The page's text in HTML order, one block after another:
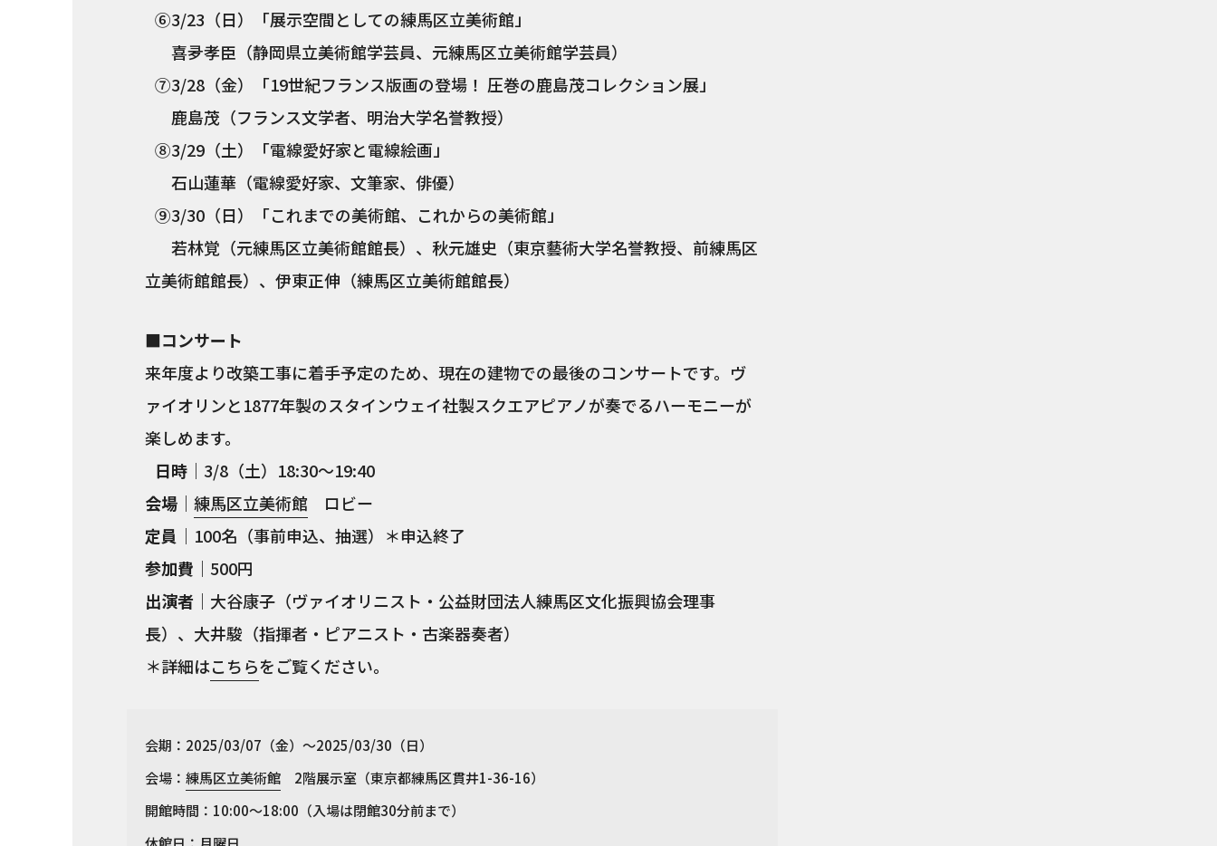
⑥3/23（日）「展示空間としての練馬区立美術館」
喜夛孝臣（静岡県立美術館学芸員、元練馬区立美術館学芸員）
⑦3/28（金）「19世紀フランス版画の登場！ 圧巻の鹿島茂コレクション展」
鹿島茂（フランス文学者、明治大学名誉教授）
⑧3/29（土）「電線愛好家と電線絵画」
石山蓮華（電線愛好家、文筆家、俳優）
⑨3/30（日）「これまでの美術館、これからの美術館」
若林覚（元練馬区立美術館館長）、秋元雄史（東京藝術大学名誉教授、前練馬区
立美術館館長）、伊東正伸（練馬区立美術館館長）
■コンサート
来年度より改築工事に着手予定のため、現在の建物での最後のコンサートです。ヴ
ァイオリンと1877年製のスタインウェイ社製スクエアピアノが奏でるハーモニーが
楽しめます。
日時 ｜3/8（土）18:30～19:40
会場 ｜ 練馬区立美術館 ロビー
定員 ｜100名（事前申込、抽選）＊申込終了
参加費 ｜500円
出演者 ｜大谷康子（ヴァイオリニスト・公益財団法人練馬区文化振興協会理事
長）、大井駿（指揮者・ピアニスト・古楽器奏者）
＊詳細はこちらをご覧ください。
会期：2025/03/07（金）～2025/03/30（日）
会場： 練馬区立美術館 2階展示室（東京都練馬区貫井1-36-16）
開館時間：10:00〜18:00（入場は閉館30分前まで）